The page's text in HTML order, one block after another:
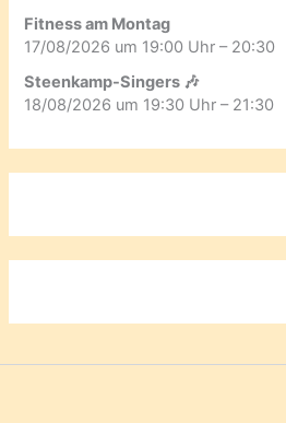
Fitness am Montag
17/08/2026 um 19:00 Uhr – 20:30
Steenkamp-Singers 🎶
18/08/2026 um 19:30 Uhr – 21:30